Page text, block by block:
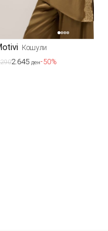
Кошули
2.645 ден-50%